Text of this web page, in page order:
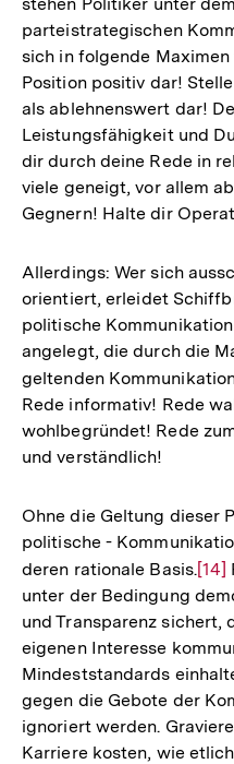
parteistrategischen
sich in folgende
Position positiv dar!
als ablehnenswert dar!
Leistungsfähigkeit und
dir durch deine Rede in
viele geneigt, vor allem
Gegnern! Halte dir
Allerdings: Wer sich
orientiert, erleidet
politische
angelegt, die durch die
geltenden
Rede informativ! Rede
wohlbegründet! Rede
und verständlich!
Ohne die Geltung dieser
politische -
deren rationale Basis.Zur
der
[14]
unter der Bedingung
und Transparenz sichert,
eigenen Interesse
Mindeststandards
gegen die Gebote der
ignoriert werden.
Karriere kosten, wie